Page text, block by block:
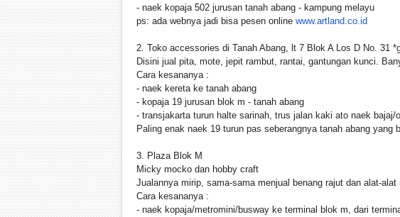
- naek kopaja 502 jurusan tanah abang - kampung melayu
ps: ada webnya jadi bisa pesen online www.artland.co.id
2. Toko accessories di Tanah Abang, lt 7 Blok A Los D No. 31
Disini jual pita, mote, jepit rambut, rantai, gantungan kunci.
Cara kesananya :
- naek kereta ke tanah abang
- kopaja 19 jurusan blok m - tanah abang
- transjakarta turun halte sarinah, trus jalan kaki ato naek bajaj/
Paling enak naek 19 turun pas seberangnya tanah abang yang
3. Plaza Blok M
Micky mocko dan hobby craft
Jualannya mirip, sama-sama menjual benang rajut dan alat-alat
Cara kesananya :
- naek kopaja/metromini/busway ke terminal blok m, dari